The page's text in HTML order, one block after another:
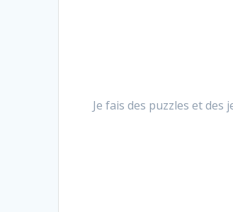
Je fais des puzzles et des